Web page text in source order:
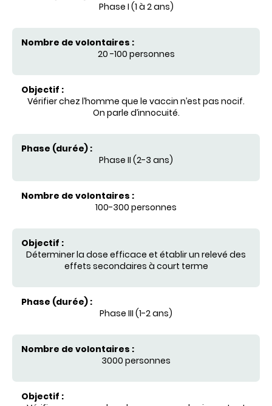
Nombre de volontaires
Phase I (1 à 2 ans)
20 -100 personnes
Vérifier chez l’homme que le vaccin n’est pas nocif.
On parle d’innocuité.
Phase II (2-3 ans)
100-300 personnes
Déterminer la dose efficace et établir un relevé des
effets secondaires à court terme
Phase III (1-2 ans)
3000 personnes